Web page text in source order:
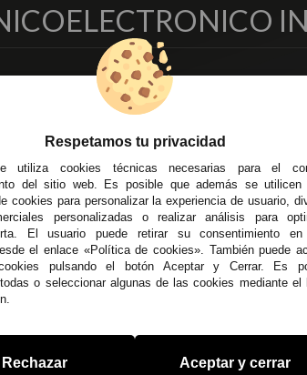
ELECTRONICO
DELEGACIONES
Écija - Sevilla
Av. Plaza de Toros. Local 3
Córdoba
C/ Ingeniero Iribarren, 14
Alzira - Valencia
C/ Esplugues, 135
44 45 44 info@steielectronica.com
Respetamos tu privacidad
utiliza cookies técnicas necesarias para el
del sitio web. Es posible que además se utilicen
cookies para personalizar la experiencia de usuario,
personalizadas o realizar análisis para
El usuario puede retirar su consentimiento
el enlace «Política de cookies». También puede
pulsando el botón Aceptar y Cerrar. Es
o seleccionar algunas de las cookies mediante el
Rechazar Aceptar y cerrar